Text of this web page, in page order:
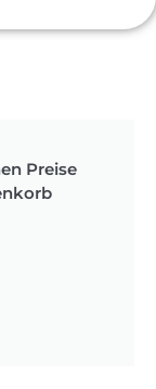
Preise